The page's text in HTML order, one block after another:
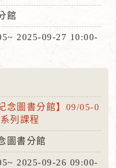
館
2025-09-27 10:00-
念圖書分館】09/05-0
列課程
圖書分館
2025-09-26 09:00-